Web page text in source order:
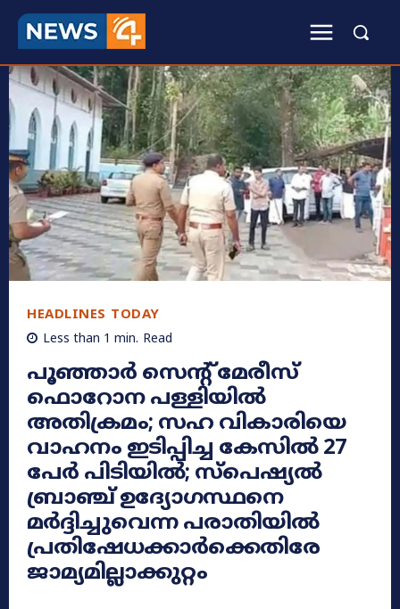
HEADLINES TODAY
Less than 1 min. Read
പൂഞ്ഞാർ സെന്റ് മേരീസ്
ഫൊറോന പള്ളിയിൽ
അതിക്രമം; സഹ വികാരിയെ
വാഹനം ഇടിപ്പിച്ച കേസിൽ 27
പേർ പിടിയിൽ; സ്പെഷ്യല്‍
ബ്രാഞ്ച് ഉദ്യോഗസ്ഥനെ
മര്‍ദ്ദിച്ചുവെന്ന പരാതിയിൽ
പ്രതിഷേധക്കാര്‍ക്കെതിരേ
ജാമ്യമില്ലാക്കുറ്റം